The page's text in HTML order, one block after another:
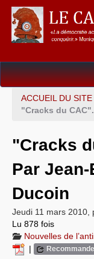
Dossiers
Points de repères
Un éléphant, ça
Gouvernance
International
Résistances
ACCUEIL DU SITE
"Cracks du
"Cracks
Par
Ducoin
Jeudi 11 mars 2010
Lu 878 fois
Nouvelles de
|